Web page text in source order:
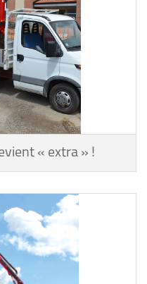
« extra » !